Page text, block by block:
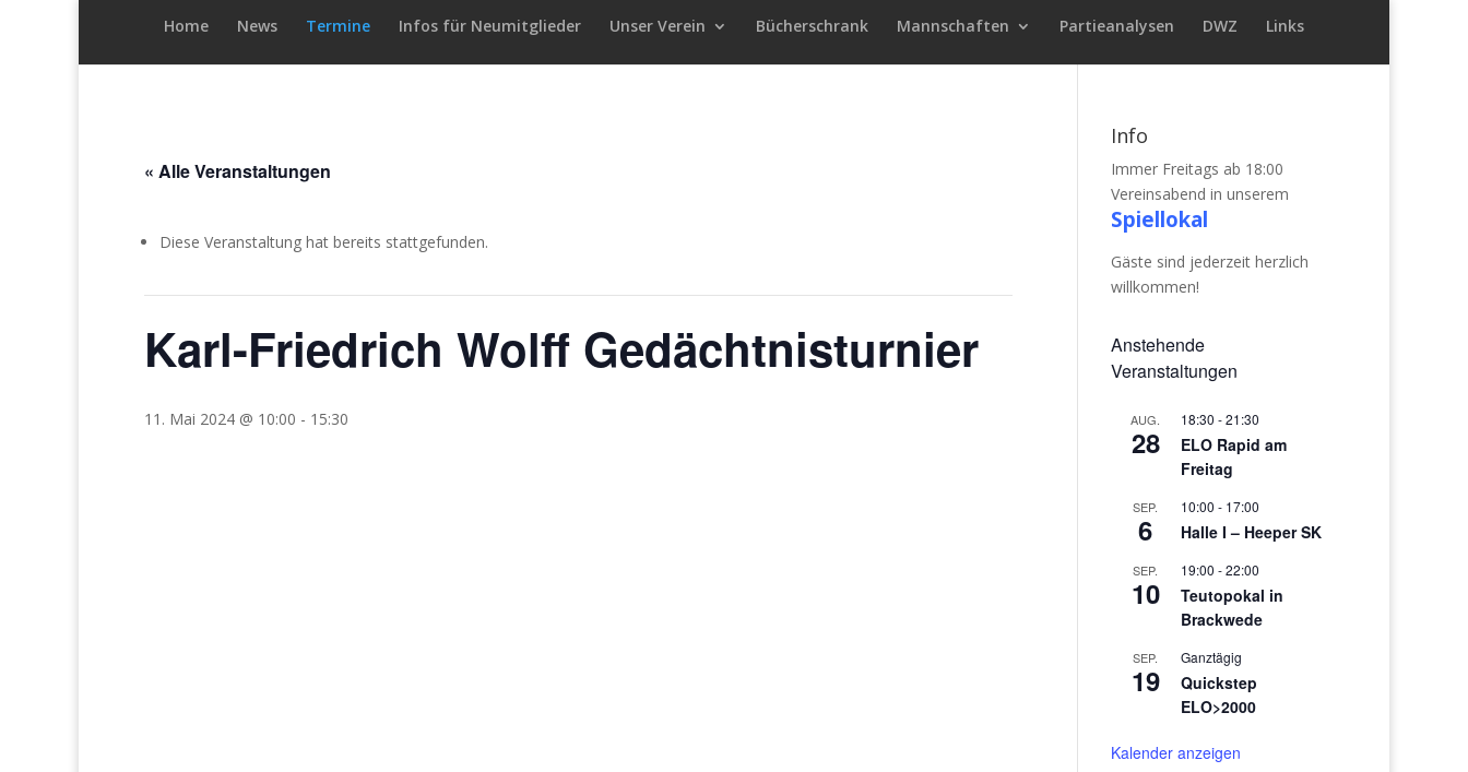
Home News Termine Infos für Neumitglieder Unser Verein Bücherschrank Mannschaften Partieanalysen DWZ Links
« Alle Veranstaltungen
Diese Veranstaltung hat bereits stattgefunden.
Karl-Friedrich Wolff Gedächtnisturnier
11. Mai 2024 @ 10:00 - 15:30
Info
Immer Freitags ab 18:00
Vereinsabend in unserem
Spiellokal
Gäste sind jederzeit herzlich
willkommen!
Anstehende
Veranstaltungen
AUG.
28
18:30 -21:30
ELO Rapid am
Freitag
SEP.
6
10:00 - 17:00
Halle I – Heeper SK
SEP.
10
19:00 -22:00
Teutopokal in
Brackwede
SEP.
19
Ganztägig
Quickstep
ELO>2000
Kalender anzeigen